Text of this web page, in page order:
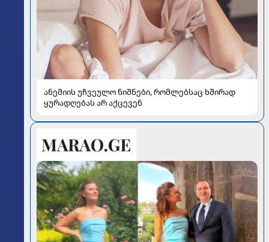
ანემიის უჩვეულო ნიშნები, რომლებსაც ხშირად
ყურადღებას არ აქცევენ